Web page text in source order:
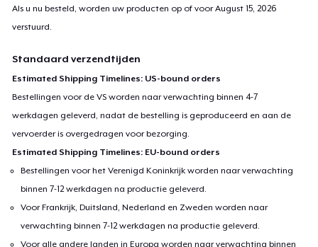
Als u nu besteld, worden uw producten op of voorAugust 15, 2026
verstuurd.
Standaard verzendtijden
Estimated Shipping Timelines: US-bound orders
Bestellingen voor de VS worden naar verwachting binnen 4-7
werkdagen geleverd, nadat de bestelling is geproduceerd en aan de
vervoerder is overgedragen voor bezorging.
Estimated Shipping Timelines: EU-bound orders
Bestellingen voor het Verenigd Koninkrijk worden naar verwachting
binnen 7-12 werkdagen na productie geleverd.
Voor Frankrijk, Duitsland, Nederland en Zweden worden naar
verwachting binnen 7-12 werkdagen na productie geleverd.
Voor alle andere landen in Europa worden naar verwachting binnen